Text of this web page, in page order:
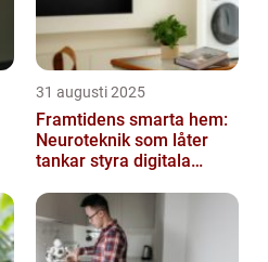
31 augusti 2025
Framtidens smarta hem:
Neuroteknik som låter
tankar styra digitala